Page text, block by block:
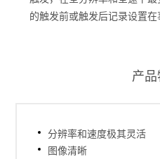
的触发前或触发后记录设置在
产
分辨率和速度极其灵活
图像清晰